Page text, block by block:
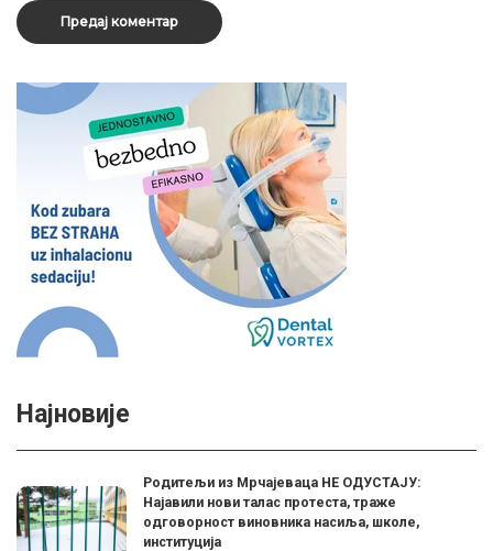
Најновије
Родитељи из Мрчајеваца НЕ ОДУСТАЈУ:
Најавили нови талас протеста, траже
одговорност виновника насиља, школе,
институција